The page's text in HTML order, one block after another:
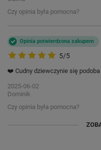
SEN,
Forevive 5
Czy opinia była pomocna?
5/5
Opinia potwierdzona zakupem
❤️ Cudny dziewczynie się podoba
2025-06-02
Dominik
Czy opinia była pomocna?